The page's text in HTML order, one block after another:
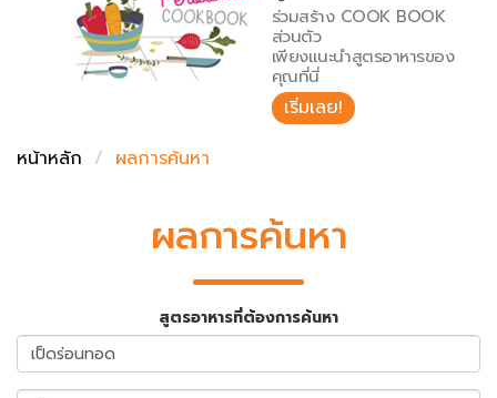
เปรียบเทียบอุณหภูมิ
เปรียบเทียบน้ำหนักวัตถุดิบ
สร้าง Cookbook
ร่วมสร้าง COOK BOOK
ส่วนตัว
เพียงแนะนำสูตรอาหารของ
คุณที่นี่
เริ่มเลย!
หน้าหลัก
ผลการค้นหา
ผลการค้นหา
สูตรอาหารที่ต้องการค้นหา